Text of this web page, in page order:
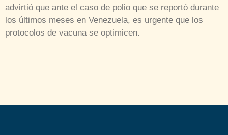
advirtió que ante el caso de polio que se reportó durante
los últimos meses en Venezuela, es urgente que los
protocolos de vacuna se optimicen.